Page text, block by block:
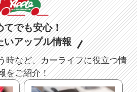
エコカー減税
対象車
リフトアップ
てでも安心！
いアップル情報
時など、カーライフに役立つ情
をご紹介！